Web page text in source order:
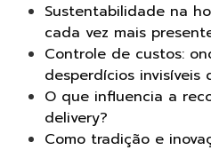
Sustentabilidade na
cada vez mais
Controle de custos:
desperdícios invisíveis
O que influencia a
delivery?
Como tradição e